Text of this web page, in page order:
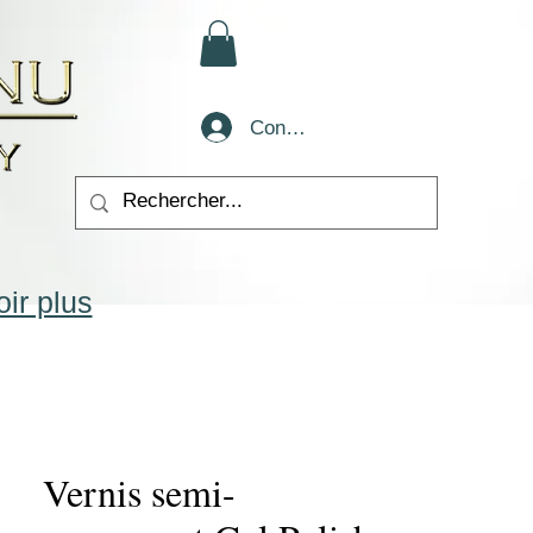
Conectează-te
Vernis semi-
plus